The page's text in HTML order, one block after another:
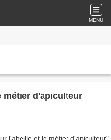
MENU
métier d'apiculteur